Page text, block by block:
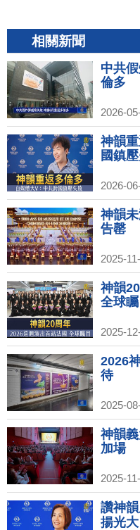
相關新聞
中共
倫多
2026-
神韻
國鎮
2026-
神韻
告罄
2025-
神韻
全球矚
2025-
2026
待
2025-
神韻
加場
2025-
讚神
揚光大